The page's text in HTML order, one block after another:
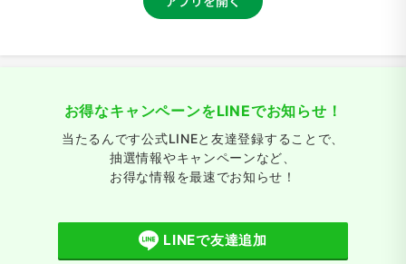
お得なキャンペーンをLINEでお知らせ！
当たるんです公式LINEと友達登録することで、
抽選情報やキャンペーンなど、
お得な情報を最速でお知らせ！
LINEで友達追加